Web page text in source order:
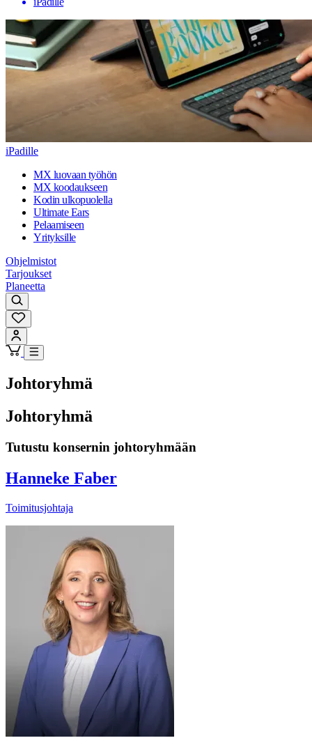
iPadille
MX luovaan työhön
MX koodaukseen
Kodin ulkopuolella
Ultimate Ears
Pelaamiseen
Yrityksille
Ohjelmistot
Tarjoukset
Planeetta
Johtoryhmä
Johtoryhmä
Tutustu konsernin johtoryhmään
Hanneke Faber
Toimitusjohtaja